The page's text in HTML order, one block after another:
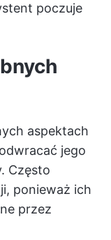
poczuje
aspektach
jego
Często
ponieważ ich
przez